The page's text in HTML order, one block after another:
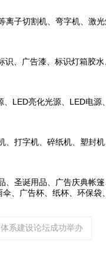
子切割机、弯字机、激
、广告漆、标识灯箱胶
LED亮化光源、LED电源
打字机、碎纸机、塑封
圣诞用品、广告庆典帐
、广告杯、纸杯、环保
系建设论坛成功举办